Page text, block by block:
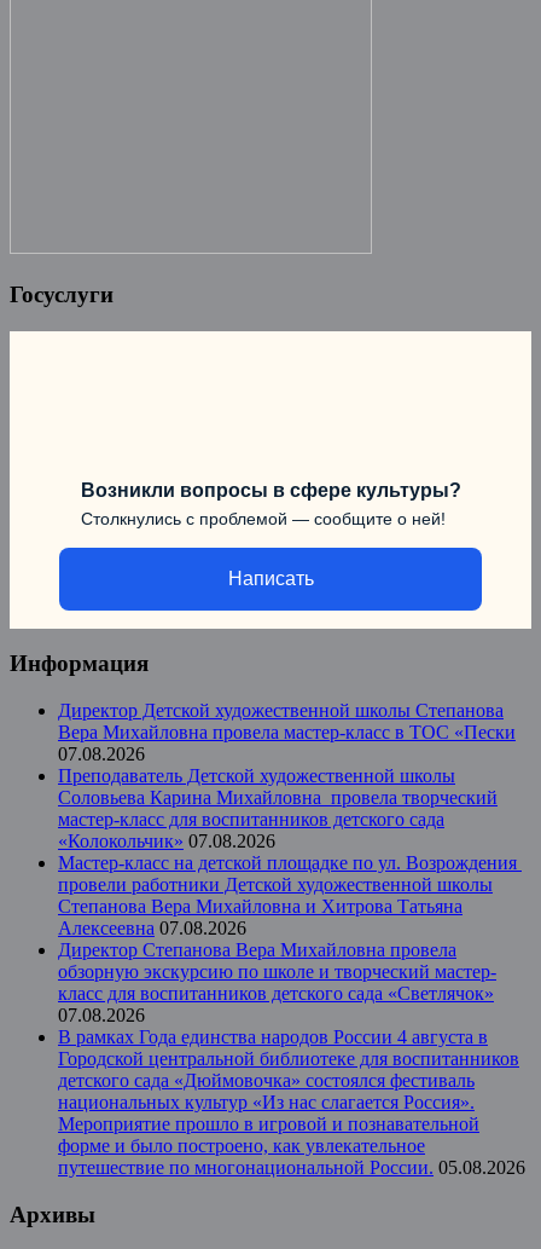
Госуслуги
Возникли вопросы в сфере культуры?
Столкнулись с проблемой — сообщите о ней!
Написать
Информация
Директор Детской художественной школы Степанова
Вера Михайловна провела мастер-класс в ТОС «Пески
07.08.2026
Преподаватель Детской художественной школы
Соловьева Карина Михайловна провела творческий
мастер-класс для воспитанников детского сада
«Колокольчик» 07.08.2026
Мастер-класс на детской площадке по ул. Возрождения
провели работники Детской художественной школы
Степанова Вера Михайловна и Хитрова Татьяна
Алексеевна 07.08.2026
Директор Степанова Вера Михайловна провела
обзорную экскурсию по школе и творческий мастер-
класс для воспитанников детского сада «Светлячок»
07.08.2026
В рамках Года единства народов России 4 августа в
Городской центральной библиотеке для воспитанников
детского сада «Дюймовочка» состоялся фестиваль
национальных культур «Из нас слагается Россия».
Мероприятие прошло в игровой и познавательной
форме и было построено, как увлекательное
путешествие по многонациональной России. 05.08.2026
Архивы